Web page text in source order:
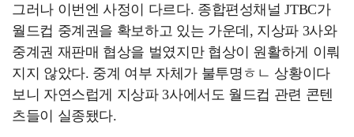
그러나 이번엔 사정이 다르다. 종합편성채널 JTBC가
월드컵 중계권을 확보하고 있는 가운데, 지상파 3사와
중계권 재판매 협상을 벌였지만 협상이 원활하게 이뤄
지지 않았다. 중계 여부 자체가 불투명ㅎㄴ 상황이다
보니 자연스럽게 지상파 3사에서도 월드컵 관련 콘텐
츠들이 실종됐다.